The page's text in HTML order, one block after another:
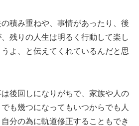
積み重ねや、事情があったり、後
残りの人生は明るく行動して楽し
よ、と伝えてくれているんだと思
後回しになりがちで、家族や人の
も幾つになってもいつからでも人
分の為に軌道修正することもでき